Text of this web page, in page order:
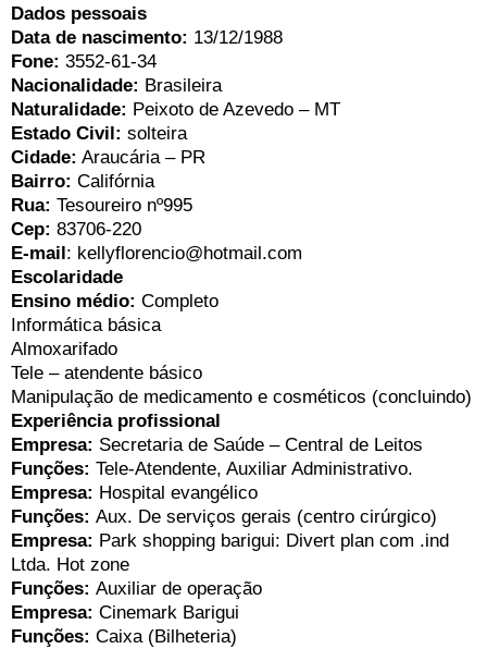
Dados pessoais
Data de nascimento: 13/12/1988
Fone: 3552-61-34
Nacionalidade: Brasileira
Naturalidade: Peixoto de Azevedo – MT
Estado Civil: solteira
Cidade: Araucária – PR
Bairro: Califórnia
Rua: Tesoureiro nº995
Cep: 83706-220
E-mail: kellyflorencio@hotmail.com
Escolaridade
Ensino médio: Completo
Informática básica
Almoxarifado
Tele – atendente básico
Manipulação de medicamento e cosméticos (concluindo)
Experiência profissional
Empresa: Secretaria de Saúde – Central de Leitos
Funções: Tele-Atendente, Auxiliar Administrativo.
Empresa: Hospital evangélico
Funções: Aux. De serviços gerais (centro cirúrgico)
Empresa: Park shopping barigui: Divert plan com .ind
Ltda. Hot zone
Funções: Auxiliar de operação
Empresa: Cinemark Barigui
Funções: Caixa (Bilheteria)